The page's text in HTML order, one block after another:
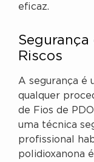
eficaz.
Riscos
A segurança é
qualquer
de Fios de
uma técnica
profissional
polidioxanona